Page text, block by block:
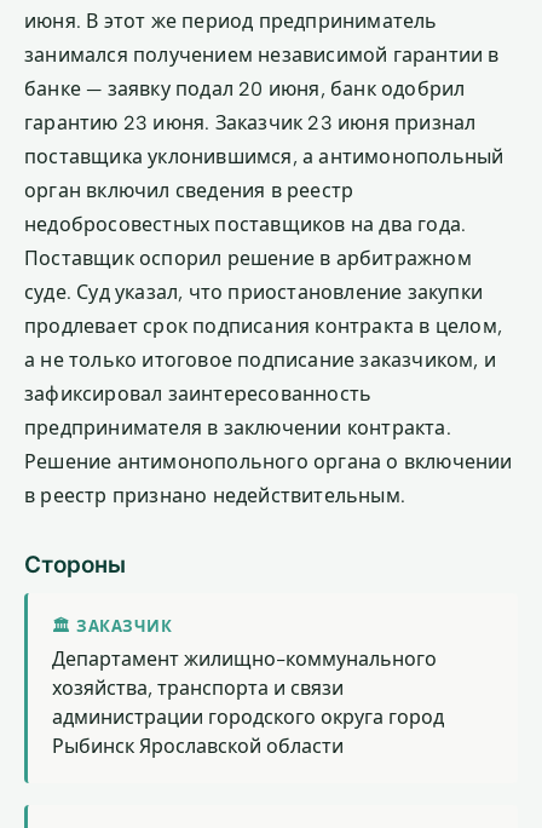
июня. В этот же период предприниматель
занимался получением независимой гарантии в
банке — заявку подал 20 июня, банк одобрил
гарантию 23 июня. Заказчик 23 июня признал
поставщика уклонившимся, а антимонопольный
орган включил сведения в реестр
недобросовестных поставщиков на два года.
Поставщик оспорил решение в арбитражном
суде. Суд указал, что приостановление закупки
продлевает срок подписания контракта в целом,
а не только итоговое подписание заказчиком, и
зафиксировал заинтересованность
предпринимателя в заключении контракта.
Решение антимонопольного органа о включении
в реестр признано недействительным.
Стороны
🏛 ЗАКАЗЧИК
Департамент жилищно-коммунального
хозяйства, транспорта и связи
администрации городского округа город
Рыбинск Ярославской области